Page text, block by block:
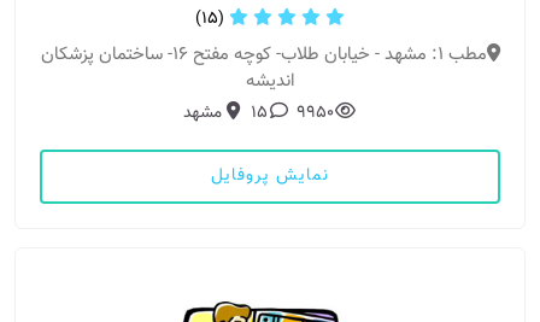
(15)
مطب 1: مشهد - خیابان طلاب- کوچه مفتح 16- ساختمان پزشکان
اندیشه
9950
15 مشهد
نمایش پروفایل